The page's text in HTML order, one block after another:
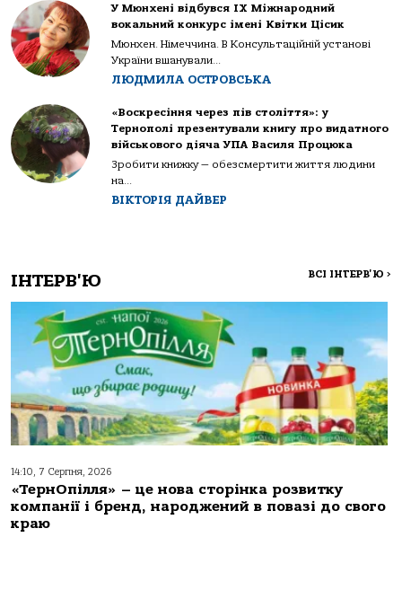
У Мюнхені відбувся IX Міжнародний
вокальний конкурс імені Квітки Цісик
Мюнхен. Німеччина. В Консультаційній установі
України вшанували...
ЛЮДМИЛА ОСТРОВСЬКА
«Воскресіння через пів століття»: у
Тернополі презентували книгу про видатного
військового діяча УПА Василя Процюка
Зробити книжку — обезсмертити життя людини
на...
ВІКТОРІЯ ДАЙВЕР
ІНТЕРВ'Ю ВСІ ІНТЕРВ'Ю >
14:10, 7 Серпня, 2026
«ТернОпілля» – це нова сторінка розвитку
компанії і бренд, народжений в повазі до свого
краю